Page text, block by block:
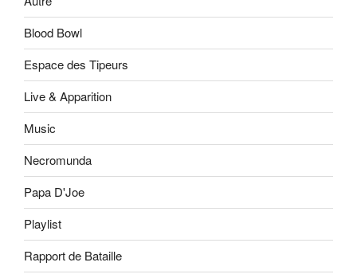
Blood Bowl
Espace des Tipeurs
Live & Apparition
Music
Necromunda
Papa D'Joe
Playlist
Rapport de Bataille